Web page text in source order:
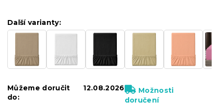
Další varianty:
Můžeme doručit
do:
12.08.2026
Možnosti
doručení